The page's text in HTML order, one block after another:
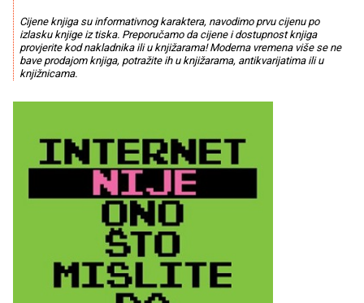
Cijene knjiga su informativnog karaktera, navodimo prvu cijenu po
izlasku knjige iz tiska. Preporučamo da cijene i dostupnost knjiga
provjerite kod nakladnika ili u knjižarama! Moderna vremena više se ne
bave prodajom knjiga, potražite ih u knjižarama, antikvarijatima ili u
knjižnicama.